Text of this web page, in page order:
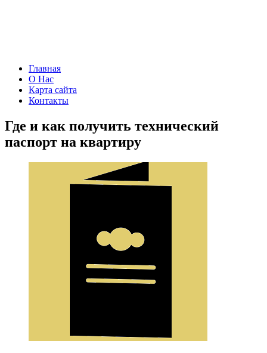
Главная
О Нас
Карта сайта
Контакты
Где и как получить технический
паспорт на квартиру